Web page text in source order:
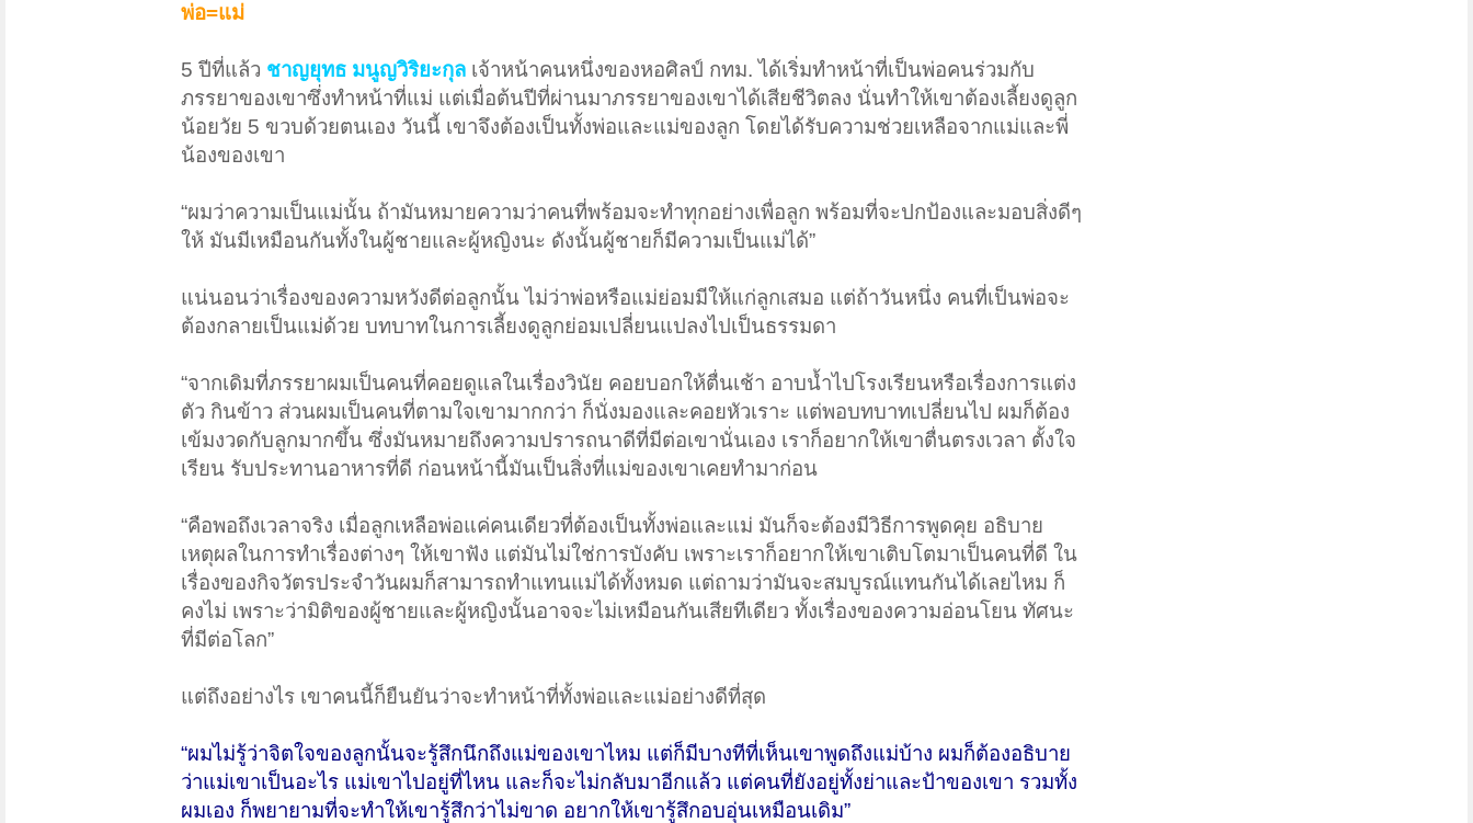
พ่อ=แม่
5 ปีที่แล้ว ชาญยุทธ มนูญวิริยะกุล เจ้าหน้าคนหนึ่งของหอศิลป์ กทม. ได้เริ่มทำหน้าที่เป็นพ่อคนร่วมกับ
ภรรยาของเขาซึ่งทำหน้าที่แม่ แต่เมื่อต้นปีที่ผ่านมาภรรยาของเขาได้เสียชีวิตลง นั่นทำให้เขาต้องเลี้ยงดูลูก
น้อยวัย 5 ขวบด้วยตนเอง วันนี้ เขาจึงต้องเป็นทั้งพ่อและแม่ของลูก โดยได้รับความช่วยเหลือจากแม่และพี่
น้องของเขา​
“ผมว่าความเป็นแม่นั้น ถ้ามันหมายความว่าคนที่พร้อมจะทำทุกอย่างเพื่อลูก พร้อมที่จะปกป้องและมอบสิ่งดีๆ
ให้ มันมีเหมือนกันทั้งในผู้ชายและผู้หญิงนะ ดังนั้นผู้ชายก็มีความเป็นแม่ได้”​
แน่นอนว่าเรื่องของความหวังดีต่อลูกนั้น ไม่ว่าพ่อหรือแม่ย่อมมีให้แก่ลูกเสมอ แต่ถ้าวันหนึ่ง คนที่เป็นพ่อจะ
ต้องกลายเป็นแม่ด้วย บทบาทในการเลี้ยงดูลูกย่อมเปลี่ยนแปลงไปเป็นธรรมดา​
“จากเดิมที่ภรรยาผมเป็นคนที่คอยดูแลในเรื่องวินัย คอยบอกให้ตื่นเช้า อาบน้ำไปโรงเรียนหรือเรื่องการแต่ง
ตัว กินข้าว ส่วนผมเป็นคนที่ตามใจเขามากกว่า ก็นั่งมองและคอยหัวเราะ แต่พอบทบาทเปลี่ยนไป ผมก็ต้อง
เข้มงวดกับลูกมากขึ้น ซึ่งมันหมายถึงความปรารถนาดีที่มีต่อเขานั่นเอง เราก็อยากให้เขาตื่นตรงเวลา ตั้งใจ
เรียน รับประทานอาหารที่ดี ก่อนหน้านี้มันเป็นสิ่งที่แม่ของเขาเคยทำมาก่อน​
“คือพอถึงเวลาจริง เมื่อลูกเหลือพ่อแค่คนเดียวที่ต้องเป็นทั้งพ่อและแม่ มันก็จะต้องมีวิธีการพูดคุย อธิบาย
เหตุผลในการทำเรื่องต่างๆ ให้เขาฟัง แต่มันไม่ใช่การบังคับ เพราะเราก็อยากให้เขาเติบโตมาเป็นคนที่ดี ใน
เรื่องของกิจวัตรประจำวันผมก็สามารถทำแทนแม่ได้ทั้งหมด แต่ถามว่ามันจะสมบูรณ์แทนกันได้เลยไหม ก็
คงไม่ เพราะว่ามิติของผู้ชายและผู้หญิงนั้นอาจจะไม่เหมือนกันเสียทีเดียว ทั้งเรื่องของความอ่อนโยน ทัศนะ
ที่มีต่อโลก”​
แต่ถึงอย่างไร เขาคนนี้ก็ยืนยันว่าจะทำหน้าที่ทั้งพ่อและแม่อย่างดีที่สุด​
“ผมไม่รู้ว่าจิตใจของลูกนั้นจะรู้สึกนึกถึงแม่ของเขาไหม แต่ก็มีบางทีที่เห็นเขาพูดถึงแม่บ้าง ผมก็ต้องอธิบาย
ว่าแม่เขาเป็นอะไร แม่เขาไปอยู่ที่ไหน และก็จะไม่กลับมาอีกแล้ว แต่คนที่ยังอยู่ทั้งย่าและป้าของเขา รวมทั้ง
ผมเอง ก็พยายามที่จะทำให้เขารู้สึกว่าไม่ขาด อยากให้เขารู้สึกอบอุ่นเหมือนเดิม”